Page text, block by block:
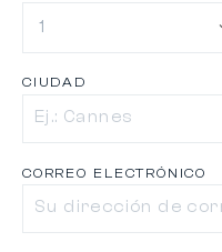
CIUDAD
CORREO ELECTRÓNICO